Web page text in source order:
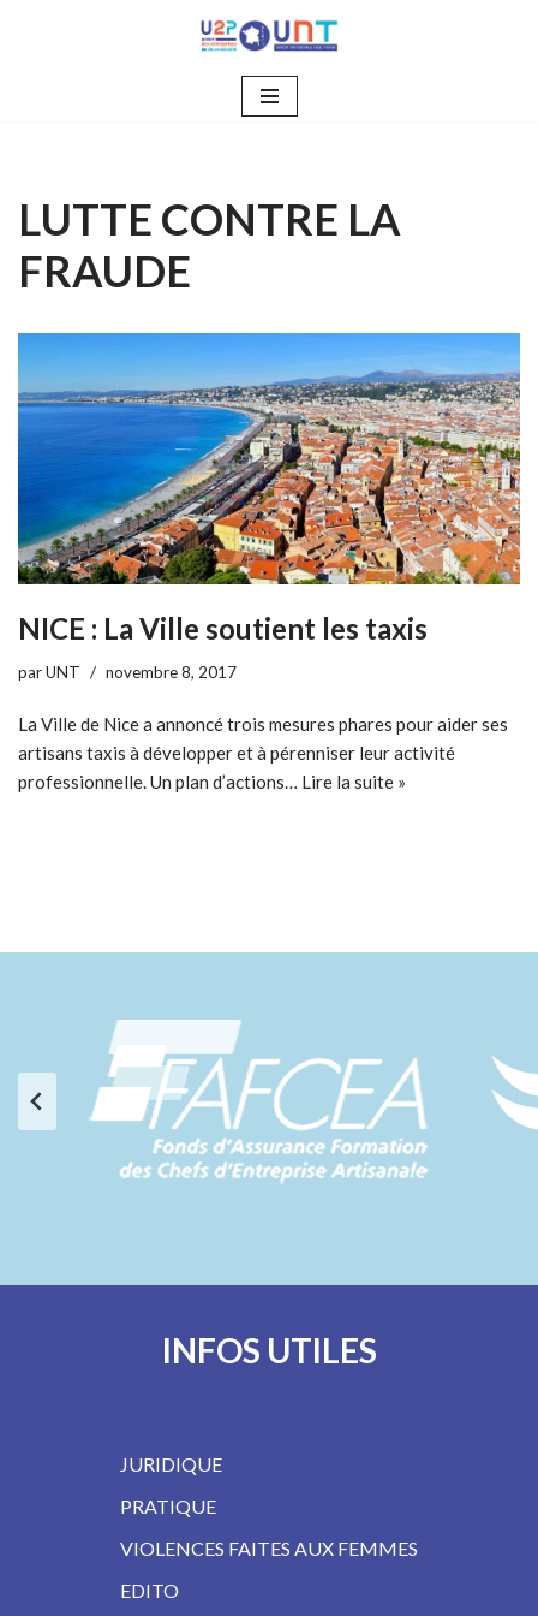
LUTTE CONTRE LA
FRAUDE
NICE : La Ville soutient les taxis
parUNT novembre 8, 2017
La Ville de Nice a annoncé trois mesures phares pour aider ses
artisans taxis à développer et à pérenniser leur activité
professionnelle. Un plan d’actions… Lire la suite »
INFOS UTILES
JURIDIQUE
PRATIQUE
VIOLENCES FAITES AUX FEMMES
EDITO